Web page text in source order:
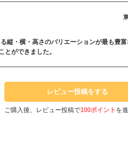
縦・横・高さのバリエーションが最も豊
ができました。
レビュー投稿をする
ご購入後、レビュー投稿で100ポイント を